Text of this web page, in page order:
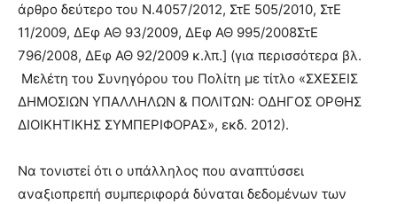
άρθρο δεύτερο του Ν.4057/2012, ΣτΕ 505/2010, ΣτΕ
11/2009, ΔΕφ ΑΘ 93/2009, ΔΕφ ΑΘ 995/2008ΣτΕ
796/2008, ΔΕφ ΑΘ 92/2009 κ.λπ.] (για περισσότερα βλ.
Μελέτη του Συνηγόρου του Πολίτη με τίτλο «ΣΧΕΣΕΙΣ
ΔΗΜΟΣΙΩΝ ΥΠΑΛΛΗΛΩΝ & ΠΟΛΙΤΩΝ: ΟΔΗΓΟΣ ΟΡΘΗΣ
ΔΙΟΙΚΗΤΙΚΗΣ ΣΥΜΠΕΡΙΦΟΡΑΣ», εκδ. 2012).
Να τονιστεί ότι ο υπάλληλος που αναπτύσσει
αναξιοπρεπή συμπεριφορά δύναται δεδομένων των